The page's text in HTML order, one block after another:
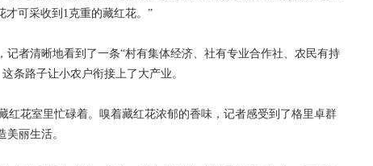
才可采收到1克重的藏红花。”
记者清晰地看到了一条“村有集体经济、社有专业合作社、农民有持
条路子让小农户衔接上了大产业。
红花室里忙碌着。嗅着藏红花浓郁的香味，记者感受到了格里卓群
美丽生活。